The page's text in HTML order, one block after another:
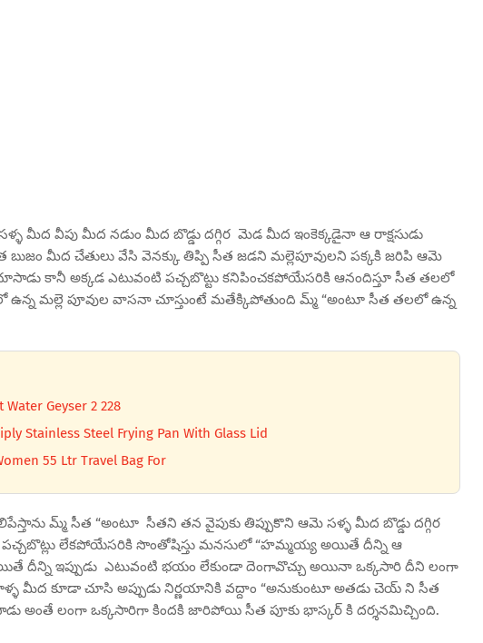
మీద వీపు మీద నడుం మీద బొడ్డు దగ్గిర మెడ మీద ఇంకెక్కడైనా ఆ రాక్షసుడు
బుజం మీద చేతులు వేసి వెనక్కు తిప్పి సీత జడని మల్లెపూవులని పక్కకి జరిపి ఆమె
కానీ అక్కడ ఎటువంటి పచ్చబొట్టు కనిపించకపోయేసరికి ఆనందిస్తూ సీత తలలో
మల్లె పూవుల వాసనా చూస్తుంటే మతేక్కిపోతుంది మ్మ్ “అంటూ సీత తలలో ఉన్న
Geyser 2 228
Stainless Steel Frying Pan With Glass Lid
55 Ltr Travel Bag For
మ్మ్ సీత “అంటూ సీతని తన వైపుకు తిప్పుకొని ఆమె సళ్ళ మీద బొడ్డు దగ్గిర
పచ్చబొట్లు లేకపోయేసరికి సొంతోషిస్తు మనసులో “హమ్మయ్య అయితే దీన్ని ఆ
దీన్ని ఇప్పుడు ఎటువంటి భయం లేకుండా దెంగావొచ్చు అయినా ఒక్కసారి దీని లంగా
మీద కూడా చూసి అప్పుడు నిర్ణయానికి వద్దాం “అనుకుంటూ అతడు చెయ్ ని సీత
అంతే లంగా ఒక్కసారిగా కిందకి జారిపోయి సీత పూకు భాస్కర్ కి దర్శనమిచ్చింది.